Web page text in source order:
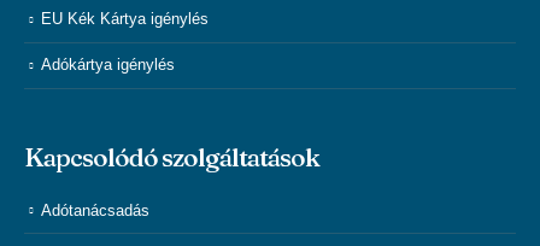
EU Kék Kártya igénylés
Adókártya igénylés
Kapcsolódó szolgáltatások
Adótanácsadás